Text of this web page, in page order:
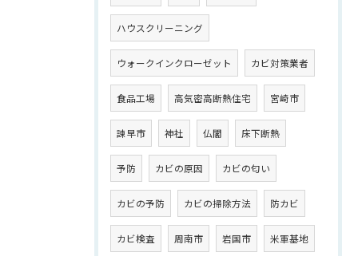
ハウスクリーニング
ウォークインクローゼット カビ対策業者
食品工場 高気密高断熱住宅 宮崎市
諫早市 神社 仏閣 床下断熱
予防 カビの原因 カビの匂い
カビの予防 カビの掃除方法 防カビ
カビ検査 周南市 岩国市 米軍基地